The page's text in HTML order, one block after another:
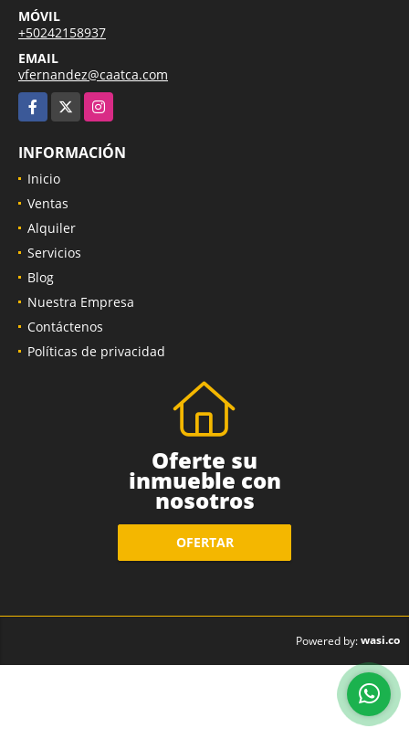
MÓVIL
+50242158937
EMAIL
vfernandez@caatca.com
Facebook
Instagram
INFORMACIÓN
Inicio
Ventas
Alquiler
Servicios
Blog
Nuestra Empresa
Contáctenos
Políticas de privacidad
Oferte su
inmueble con
nosotros
OFERTAR
Powered by:wasi.co